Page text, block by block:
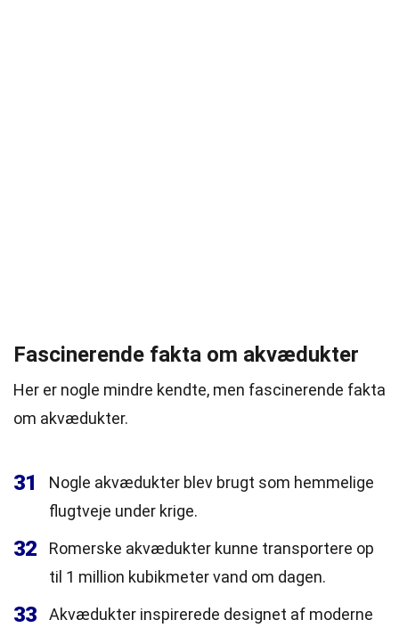
Fascinerende fakta om akvædukter
Her er nogle mindre kendte, men fascinerende fakta
om akvædukter.
31
Nogle akvædukter blev brugt som hemmelige
flugtveje under krige.
32
Romerske akvædukter kunne transportere op
til 1 million kubikmeter vand om dagen.
33
Akvædukter inspirerede designet af moderne